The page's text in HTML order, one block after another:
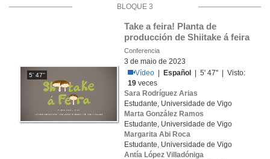
BLOQUE 3
5' 47''
Take a feira! Planta de
producción de Shiitake á feira
Conferencia
3 de maio de 2023
Vídeo
Español
| 5' 47'' | Visto:
19 veces
Sara Rodríguez Arias
Estudante, Universidade de Vigo
Marta González Ramos
Estudante, Universidade de Vigo
Margarita Abi Roca
Estudante, Universidade de Vigo
Antía López Villadóniga